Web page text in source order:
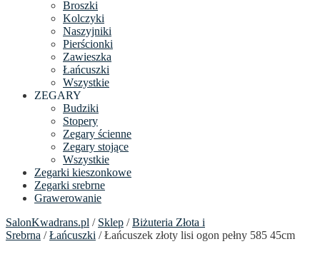
Broszki
Kolczyki
Naszyjniki
Pierścionki
Zawieszka
Łańcuszki
Wszystkie
ZEGARY
Budziki
Stopery
Zegary ścienne
Zegary stojące
Wszystkie
Zegarki kieszonkowe
Zegarki srebrne
Grawerowanie
SalonKwadrans.pl / Sklep /Biżuteria Złota i
Srebrna /Łańcuszki / Łańcuszek złoty lisi ogon pełny 585 45cm